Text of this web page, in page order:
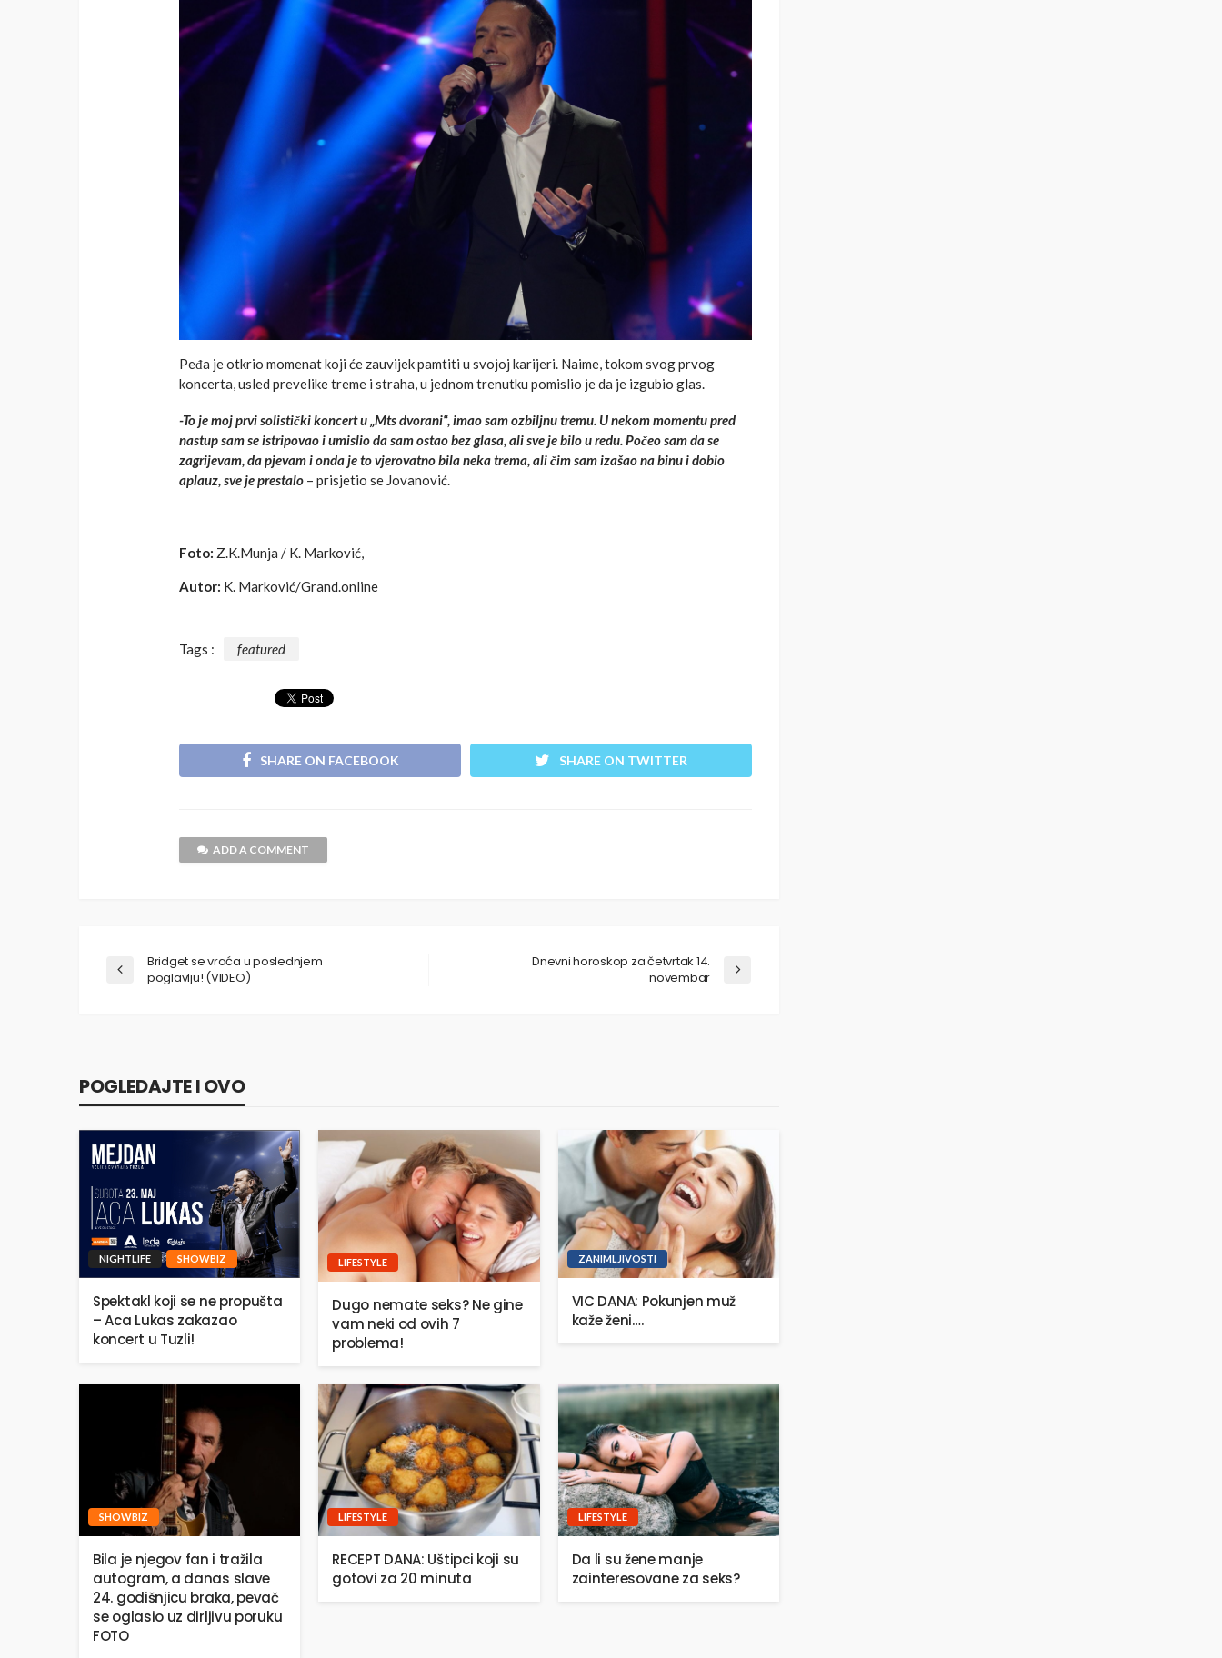
Peđa je otkrio momenat koji će zauvijek pamtiti u svojoj karijeri. Naime, tokom svog prvog
koncerta, usled prevelike treme i straha, u jednom trenutku pomislio je da je izgubio glas.
-To je moj prvi solistički koncert u „Mts dvorani“, imao sam ozbiljnu tremu. U nekom momentu pred
nastup sam se istripovao i umislio da sam ostao bez glasa, ali sve je bilo u redu. Počeo sam da se
zagrijevam, da pjevam i onda je to vjerovatno bila neka trema, ali čim sam izašao na binu i dobio
aplauz, sve je prestalo – prisjetio se Jovanović.
Foto: Z.K.Munja / K. Marković,
Autor: K. Marković/Grand.online
Tags : featured
SHARE ON FACEBOOK SHARE ON TWITTER
ADD A COMMENT
Bridget se vraća u poslednjem
poglavlju! (VIDEO)
Dnevni horoskop za četvrtak 14.
novembar
POGLEDAJTE I OVO
NIGHTLIFE SHOWBIZ
Spektakl koji se ne propušta
– Aca Lukas zakazao
koncert u Tuzli!
LIFESTYLE
Dugo nemate seks? Ne gine
vam neki od ovih 7
problema!
ZANIMLJIVOSTI
VIC DANA: Pokunjen muž
kaže ženi….
SHOWBIZ
Bila je njegov fan i tražila
autogram, a danas slave
24. godišnjicu braka, pevač
se oglasio uz dirljivu poruku
FOTO
LIFESTYLE
RECEPT DANA: Uštipci koji su
gotovi za 20 minuta
LIFESTYLE
Da li su žene manje
zainteresovane za seks?